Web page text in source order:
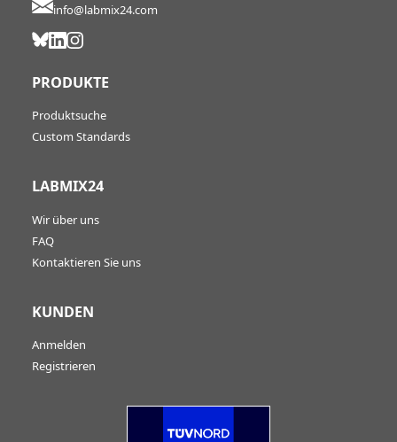
info@labmix24.com
PRODUKTE
Produktsuche
Custom Standards
LABMIX24
Wir über uns
FAQ
Kontaktieren Sie uns
KUNDEN
Anmelden
Registrieren